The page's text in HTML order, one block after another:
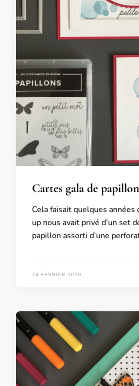
Cartes gala de
Cela faisait quelques années
up nous avait privé d’un set
papillon assorti d’une
24 FÉVRIER 2019